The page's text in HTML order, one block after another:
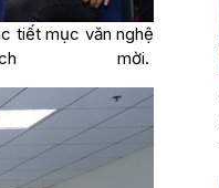
tiết mục văn nghệ
mời.